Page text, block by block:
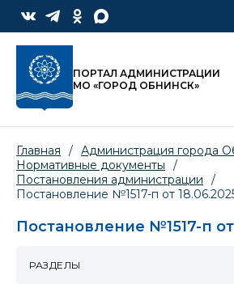
ПОРТАЛ АДМИНИСТРАЦИИ
МО «ГОРОД ОБНИНСК»
Главная / Администрация города
Нормативные документы
/
Постановления администрации
/
Постановление №1517-п от
Постановление №1517-п от
РАЗДЕЛЫ